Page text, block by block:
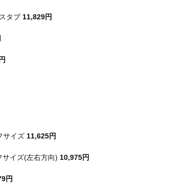
タブ11,829円
サイズ 11,625円
イズ(左右方向) 10,975円
円